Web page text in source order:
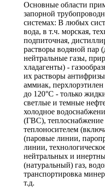
Основные области
запорной
системах: В любых
вода, в т.ч. морская,
подпиточная,
растворы водяной пар
нейтральные газы,
хладагенты) -
их растворы
аммиак,
до 120°C - только
светлые и темные
холодное
(ГВС),
теплоносителем
(паровые линии,
линии,
нейтральных и
(натуральный) газ,
транспортировка
т.д.